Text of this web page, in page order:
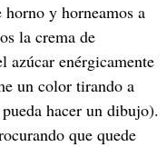
y horneamos a
la crema de
azúcar enérgicamente
un color tirando a
hacer un dibujo).
que quede